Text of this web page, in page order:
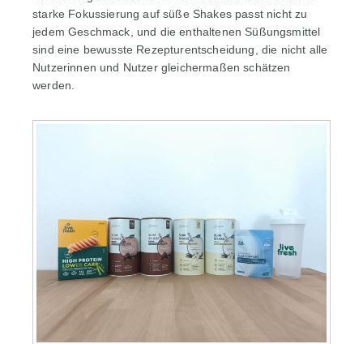
starke Fokussierung auf süße Shakes passt nicht zu
jedem Geschmack, und die enthaltenen Süßungsmittel
sind eine bewusste Rezepturentscheidung, die nicht alle
Nutzerinnen und Nutzer gleichermaßen schätzen
werden.